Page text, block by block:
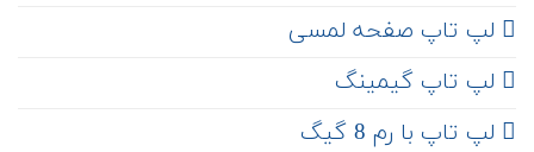
لپ تاپ صفحه لمسی
لپ تاپ گیمینگ
لپ تاپ با رم 8 گیگ